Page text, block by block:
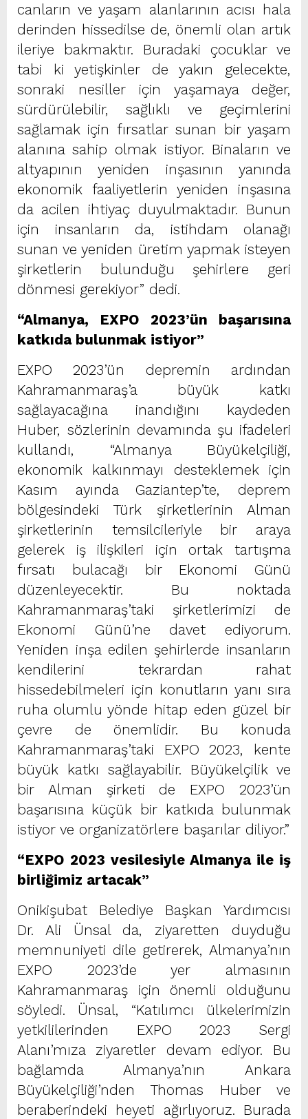
canların ve yaşam alanlarının acısı hala
derinden hissedilse de, önemli olan artık
ileriye bakmaktır. Buradaki çocuklar ve
tabi ki yetişkinler de yakın gelecekte,
sonraki nesiller için yaşamaya değer,
sürdürülebilir, sağlıklı ve geçimlerini
sağlamak için fırsatlar sunan bir yaşam
alanına sahip olmak istiyor. Binaların ve
altyapının yeniden inşasının yanında
ekonomik faaliyetlerin yeniden inşasına
da acilen ihtiyaç duyulmaktadır. Bunun
için insanların da, istihdam olanağı
sunan ve yeniden üretim yapmak isteyen
şirketlerin bulunduğu şehirlere geri
dönmesi gerekiyor” dedi.
“Almanya, EXPO 2023’ün başarısına
katkıda bulunmak istiyor”
EXPO 2023’ün depremin ardından
Kahramanmaraş’a büyük katkı
sağlayacağına inandığını kaydeden
Huber, sözlerinin devamında şu ifadeleri
kullandı, “Almanya Büyükelçiliği,
ekonomik kalkınmayı desteklemek için
Kasım ayında Gaziantep’te, deprem
bölgesindeki Türk şirketlerinin Alman
şirketlerinin temsilcileriyle bir araya
gelerek iş ilişkileri için ortak tartışma
fırsatı bulacağı bir Ekonomi Günü
düzenleyecektir. Bu noktada
Kahramanmaraş’taki şirketlerimizi de
Ekonomi Günü’ne davet ediyorum.
Yeniden inşa edilen şehirlerde insanların
kendilerini tekrardan rahat
hissedebilmeleri için konutların yanı sıra
ruha olumlu yönde hitap eden güzel bir
çevre de önemlidir. Bu konuda
Kahramanmaraş’taki EXPO 2023, kente
büyük katkı sağlayabilir. Büyükelçilik ve
bir Alman şirketi de EXPO 2023’ün
başarısına küçük bir katkıda bulunmak
istiyor ve organizatörlere başarılar diliyor.”
“EXPO 2023 vesilesiyle Almanya ile iş
birliğimiz artacak”
Onikişubat Belediye Başkan Yardımcısı
Dr. Ali Ünsal da, ziyaretten duyduğu
memnuniyeti dile getirerek, Almanya’nın
EXPO 2023’de yer almasının
Kahramanmaraş için önemli olduğunu
söyledi. Ünsal, “Katılımcı ülkelerimizin
yetkililerinden EXPO 2023 Sergi
Alanı’mıza ziyaretler devam ediyor. Bu
bağlamda Almanya’nın Ankara
Büyükelçiliği’nden Thomas Huber ve
beraberindeki heyeti ağırlıyoruz. Burada